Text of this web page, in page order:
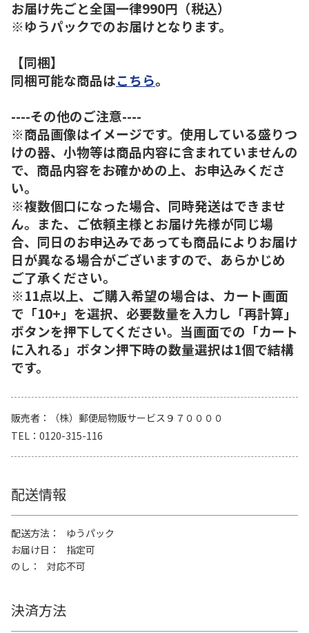
お届け先ごと全国一律990円（税込）
※ゆうパックでのお届けとなります。
【同梱】
同梱可能な商品はこちら。
----その他のご注意----
※商品画像はイメージです。使用している盛りつ
けの器、小物等は商品内容に含まれていませんの
で、商品内容をお確かめの上、お申込みくださ
い。
※複数個口になった場合、同時発送はできませ
ん。また、ご依頼主様とお届け先様が同じ場
合、同日のお申込みであっても商品によりお届け
日が異なる場合がございますので、あらかじめ
ご了承ください。
※11点以上、ご購入希望の場合は、カート画面
で「10+」を選択、必要数量を入力し「再計算」
ボタンを押下してください。当画面での「カート
に入れる」ボタン押下時の数量選択は1個で結構
です。
販売者
（株）郵便局物販サービス９７００００
TEL
0120-315-116
配送情報
配送方法
ゆうパック
お届け日
指定可
のし
対応不可
決済方法